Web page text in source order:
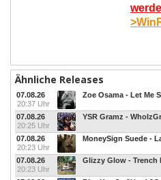
Ähnliche Releases
07.08.26
20:37 Uhr
Zoe Osama - Let Me
07.08.26
20:25 Uhr
YSR Gramz -
07.08.26
20:23 Uhr
MoneySign Suede -
07.08.26
20:23 Uhr
Glizzy Glow - Trench